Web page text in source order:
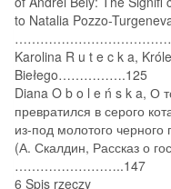
to Natalia Pozzo-
Karolina R u t e c k a,
Biełego…………….125
Diana O b o l e ń s k a, О
превратился в серого
из-под молотого черного
(А. Скалдин, Рассказ о
……………………..147
6 Spis rzeczy